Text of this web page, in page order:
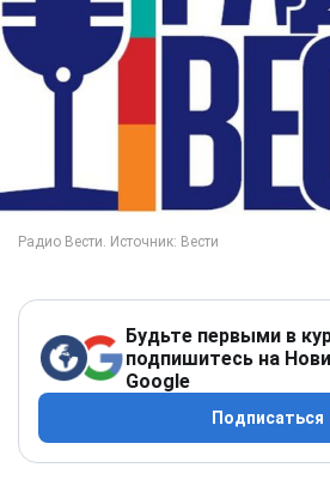
Будьте первыми в
подпишитесь на
Google
Подписаться